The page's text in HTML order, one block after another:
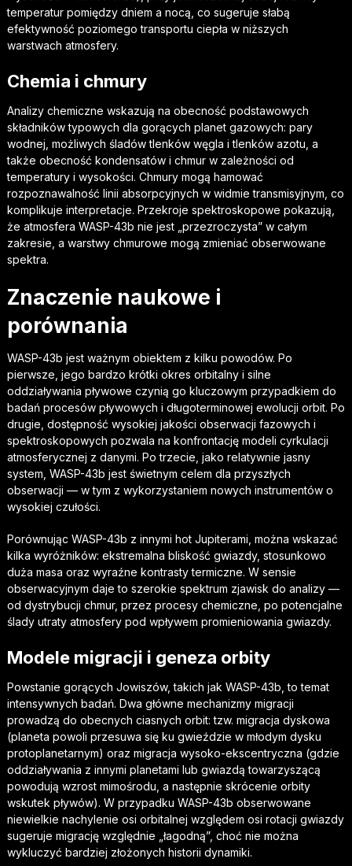
temperatur pomiędzy dniem a nocą, co sugeruje słabą
efektywność poziomego transportu ciepła w niższych
warstwach atmosfery.
Chemia i chmury
Analizy chemiczne wskazują na obecność podstawowych
składników typowych dla gorących planet gazowych: pary
wodnej, możliwych śladów tlenków węgla i tlenków azotu, a
także obecność kondensatów i chmur w zależności od
temperatury i wysokości. Chmury mogą hamować
rozpoznawalność linii absorpcyjnych w widmie transmisyjnym, co
komplikuje interpretacje. Przekroje spektroskopowe pokazują,
że atmosfera WASP-43b nie jest „przezroczysta” w całym
zakresie, a warstwy chmurowe mogą zmieniać obserwowane
spektra.
Znaczenie naukowe i
porównania
WASP-43b jest ważnym obiektem z kilku powodów. Po
pierwsze, jego bardzo krótki okres orbitalny i silne
oddziaływania pływowe czynią go kluczowym przypadkiem do
badań procesów pływowych i długoterminowej ewolucji orbit. Po
drugie, dostępność wysokiej jakości obserwacji fazowych i
spektroskopowych pozwala na konfrontację modeli cyrkulacji
atmosferycznej z danymi. Po trzecie, jako relatywnie jasny
system, WASP-43b jest świetnym celem dla przyszłych
obserwacji — w tym z wykorzystaniem nowych instrumentów o
wysokiej czułości.
Porównując WASP-43b z innymi hot Jupiterami, można wskazać
kilka wyróżników: ekstremalna bliskość gwiazdy, stosunkowo
duża masa oraz wyraźne kontrasty termiczne. W sensie
obserwacyjnym daje to szerokie spektrum zjawisk do analizy —
od dystrybucji chmur, przez procesy chemiczne, po potencjalne
ślady utraty atmosfery pod wpływem promieniowania gwiazdy.
Modele migracji i geneza orbity
Powstanie gorących Jowiszów, takich jak WASP-43b, to temat
intensywnych badań. Dwa główne mechanizmy migracji
prowadzą do obecnych ciasnych orbit: tzw. migracja dyskowa
(planeta powoli przesuwa się ku gwieździe w młodym dysku
protoplanetarnym) oraz migracja wysoko-ekscentryczna (gdzie
oddziaływania z innymi planetami lub gwiazdą towarzyszącą
powodują wzrost mimośrodu, a następnie skrócenie orbity
wskutek pływów). W przypadku WASP-43b obserwowane
niewielkie nachylenie osi orbitalnej względem osi rotacji gwiazdy
sugeruje migrację względnie „łagodną”, choć nie można
wykluczyć bardziej złożonych historii dynamiki.